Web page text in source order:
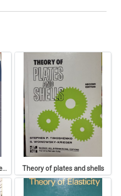
Shigley's Mechanical Engineering Design Theory of plates and shells